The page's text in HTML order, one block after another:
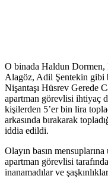
O binada Haldun Dormen,
Alagöz, Adil Şentekin gibi
Nişantaşı Hüsrev Gerede
apartman görevlisi ihtiyaç
kişilerden 5’er bin lira
arkasında bırakarak
iddia edildi.
Olayın basın
apartman görevlisi
inanamadılar ve